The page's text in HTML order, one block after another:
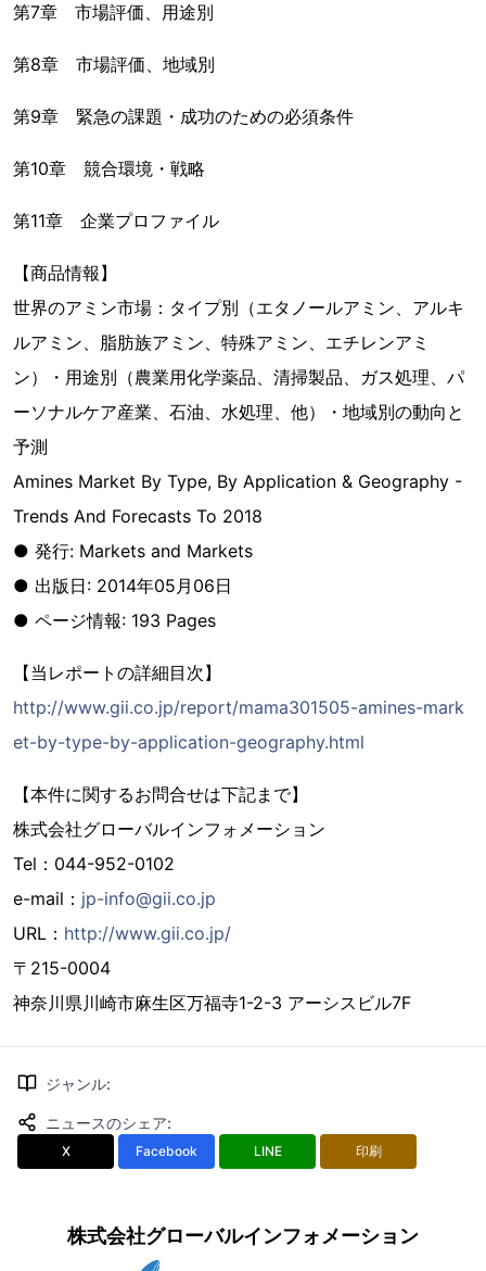
第7章 市場評価、用途別
第8章 市場評価、地域別
第9章 緊急の課題・成功のための必須条件
第10章 競合環境・戦略
第11章 企業プロファイル
【商品情報】
世界のアミン市場：タイプ別（エタノールアミン、アルキ
ルアミン、脂肪族アミン、特殊アミン、エチレンアミ
ン）・用途別（農業用化学薬品、清掃製品、ガス処理、パ
ーソナルケア産業、石油、水処理、他）・地域別の動向と
予測
Amines Market By Type, By Application & Geography -
Trends And Forecasts To 2018
● 発行: Markets and Markets
● 出版日: 2014年05月06日
● ページ情報: 193 Pages
【当レポートの詳細目次】
http://www.gii.co.jp/report/mama301505-amines-mark
et-by-type-by-application-geography.html
【本件に関するお問合せは下記まで】
株式会社グローバルインフォメーション
Tel：044-952-0102
e-mail： jp-info@gii.co.jp
URL： http://www.gii.co.jp/
〒215-0004
神奈川県川崎市麻生区万福寺1-2-3 アーシスビル7F
ジャンル:
ニュースのシェア:
X Facebook LINE 印刷
株式会社グローバルインフォメーション